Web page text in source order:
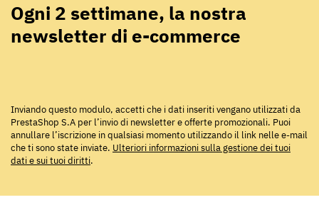
Ogni 2 settimane, la nostra
newsletter di e-commerce
Inviando questo modulo, accetti che i dati inseriti vengano utilizzati da
PrestaShop S.A per l’invio di newsletter e offerte promozionali. Puoi
annullare l’iscrizione in qualsiasi momento utilizzando il link nelle e-mail
che ti sono state inviate. Ulteriori informazioni sulla gestione dei tuoi
dati e sui tuoi diritti.